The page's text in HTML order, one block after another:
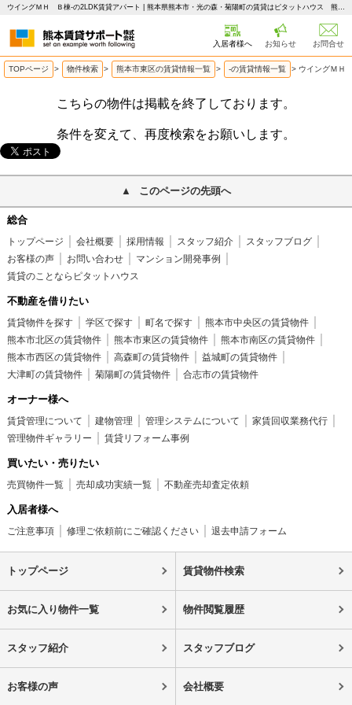
ウイングＭＨ Ｂ棟-の2LDK賃貸アパート | 熊本県熊本市・光の森・菊陽町の賃貸はピタットハウス 熊本賃貸サポート
入居者様へ お知らせ お問合せ
TOPページ > 物件検索 > 熊本市東区の賃貸情報一覧 > -の賃貸情報一覧 > ウイングＭＨ
こちらの物件は掲載を終了しております。
条件を変えて、再度検索をお願いします。
このページの先頭へ
総合
トップページ 会社概要 採用情報 スタッフ紹介
スタッフブログ
お客様の声
お問い合わせ
マンション開発事例
賃貸のことならピタットハウス
不動産を借りたい
賃貸物件を探す 学区で探す 町名で探す
熊本市中央区の賃貸物件
熊本市北区の賃貸物件
熊本市東区の賃貸物件
熊本市南区の賃貸物件
熊本市西区の賃貸物件
高森町の賃貸物件
益城町の賃貸物件
大津町の賃貸物件
菊陽町の賃貸物件 合志市の賃貸物件
オーナー様へ
賃貸管理について 建物管理 管理システムについて
家賃回収業務代行
管理物件ギャラリー
賃貸リフォーム事例
買いたい・売りたい
売買物件一覧 売却成功実績一覧 不動産売却査定依頼
入居者様へ
ご注意事項 修理ご依頼前にご確認ください 退去申請フォーム
トップページ 賃貸物件検索
お気に入り物件一覧 物件閲覧履歴
スタッフ紹介 スタッフブログ
お客様の声 会社概要